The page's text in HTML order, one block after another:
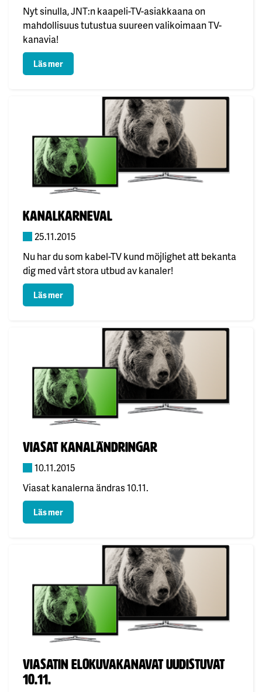
Nyt sinulla, JNT:n kaapeli-TV-asiakkaana on
mahdollisuus tutustua suureen valikoimaan TV-
kanavia!
Läs mer: Kanavakarnevaalit
Kanalkarneval
Publicerad:
25.11.2015
Nu har du som kabel-TV kund möjlighet att bekanta
dig med vårt stora utbud av kanaler!
Läs mer: Kanalkarneval
Viasat kanaländringar
Publicerad:
10.11.2015
Viasat kanalerna ändras 10.11.
Läs mer: Viasat kanaländringar
Viasatin elokuvakanavat uudistuvat
10.11.
Publicerad: